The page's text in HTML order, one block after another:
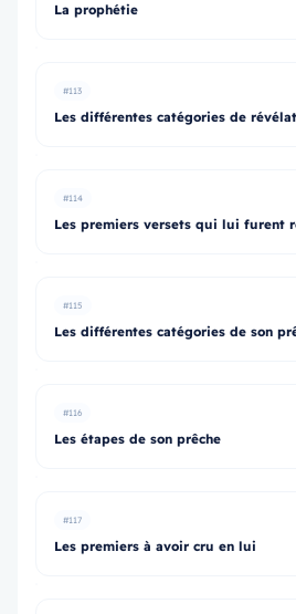
La prophétie
#113
Les différentes catégories de
#114
Les premiers versets qui lui furent
#115
Les différentes catégories de son
#116
Les étapes de son prêche
#117
Les premiers à avoir cru en lui